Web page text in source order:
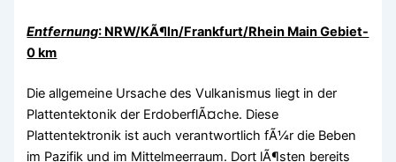
Entfernung: NRW/KÃ¶ln/Frankfurt/Rhein Main Gebiet-
0 km
Die allgemeine Ursache des Vulkanismus liegt in der
Plattentektonik der ErdoberflÃ¤che. Diese
Plattentektronik ist auch verantwortlich fÃ¼r die Beben
im Pazifik und im Mittelmeerraum. Dort lÃ¶sten bereits